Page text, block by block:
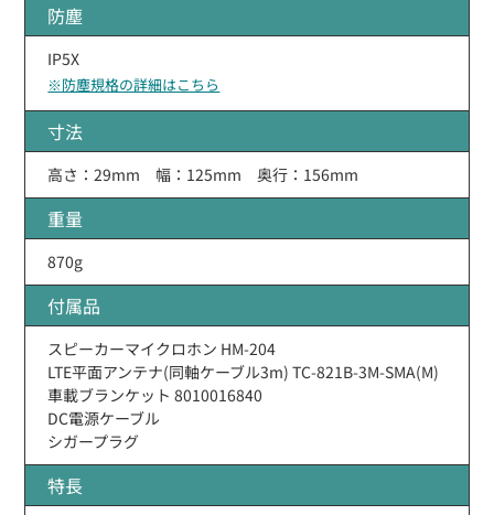
防塵
IP5X
※防塵規格の詳細はこちら
寸法
高さ：29mm 幅：125mm 奥行：156mm
重量
870g
付属品
スピーカーマイクロホン HM-204
LTE平面アンテナ(同軸ケーブル3m) TC-821B-3M-SMA(M)
車載ブランケット 8010016840
DC電源ケーブル
シガープラグ
特長